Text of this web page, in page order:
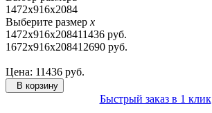
1472х916х2084
Выберите размер x
1472х916х208411436 руб.
1672х916х208412690 руб.
Цена: 11436 руб.
В корзину
Быстрый заказ в 1 клик